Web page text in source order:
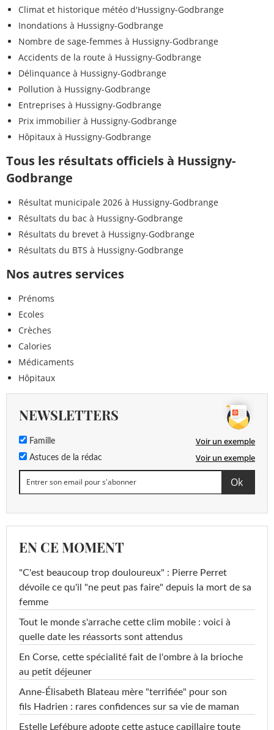
Climat et historique météo d'Hussigny-Godbrange
Inondations à Hussigny-Godbrange
Nombre de sage-femmes à Hussigny-Godbrange
Accidents de la route à Hussigny-Godbrange
Délinquance à Hussigny-Godbrange
Pollution à Hussigny-Godbrange
Entreprises à Hussigny-Godbrange
Prix immobilier à Hussigny-Godbrange
Hôpitaux à Hussigny-Godbrange
Tous les résultats officiels à Hussigny-
Godbrange
Résultat municipale 2026 à Hussigny-Godbrange
Résultats du bac à Hussigny-Godbrange
Résultats du brevet à Hussigny-Godbrange
Résultats du BTS à Hussigny-Godbrange
Nos autres services
Prénoms
Ecoles
Crèches
Calories
Médicaments
Hôpitaux
NEWSLETTERS
Famille Voir un exemple
Astuces de la rédac Voir un exemple
EN CE MOMENT
"C'est beaucoup trop douloureux" : Pierre Perret
dévoile ce qu'il "ne peut pas faire" depuis la mort de sa
femme
Tout le monde s'arrache cette clim mobile : voici à
quelle date les réassorts sont attendus
En Corse, cette spécialité fait de l'ombre à la brioche
au petit déjeuner
Anne-Élisabeth Blateau mère "terrifiée" pour son
fils Hadrien : rares confidences sur sa vie de maman
Estelle Lefébure adopte cette astuce capillaire toute